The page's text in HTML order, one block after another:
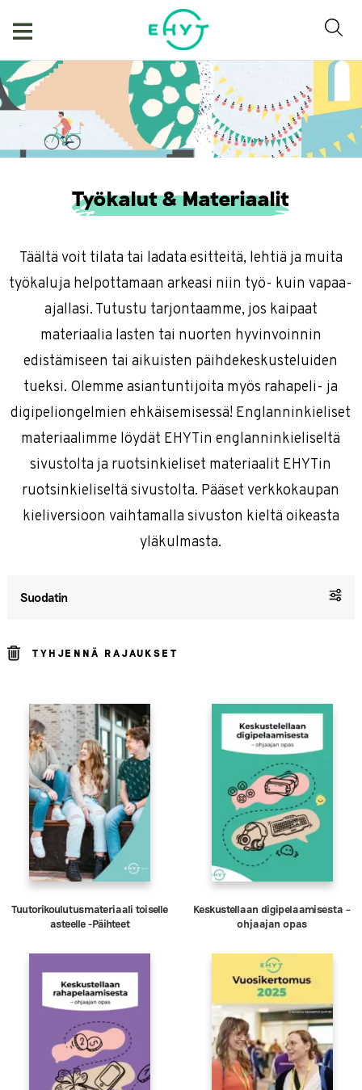
Työkalut & Materiaalit
Täältä voit tilata tai ladata esitteitä, lehtiä ja muita
työkaluja helpottamaan arkeasi niin työ- kuin vapaa-
ajallasi. Tutustu tarjontaamme, jos kaipaat
materiaalia lasten tai nuorten hyvinvoinnin
edistämiseen tai aikuisten päihdekeskusteluiden
tueksi. Olemme asiantuntijoita myös rahapeli- ja
digipeliongelmien ehkäisemisessä! Englanninkieliset
materiaalimme löydät EHYTin englanninkieliseltä
sivustolta ja ruotsinkieliset materiaalit EHYTin
ruotsinkieliseltä sivustolta. Pääset verkkokaupan
kieliversioon vaihtamalla sivuston kieltä oikeasta
yläkulmasta.
Suodatin
TYHJENNÄ RAJAUKSET
Tuutorikoulutusmateriaali toiselle
asteelle -Päihteet
Keskustellaan digipelaamisesta –
ohjaajan opas